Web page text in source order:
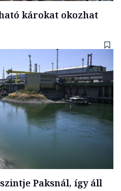
károkat okozhat
Paksnál, így áll